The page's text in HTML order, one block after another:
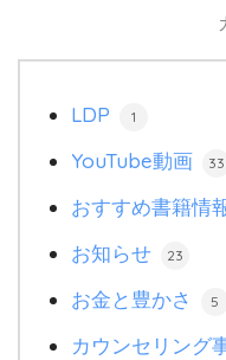
LDP 1
YouTube動画 33
おすすめ書籍情
お知らせ 23
お金と豊かさ 5
カウンセリング